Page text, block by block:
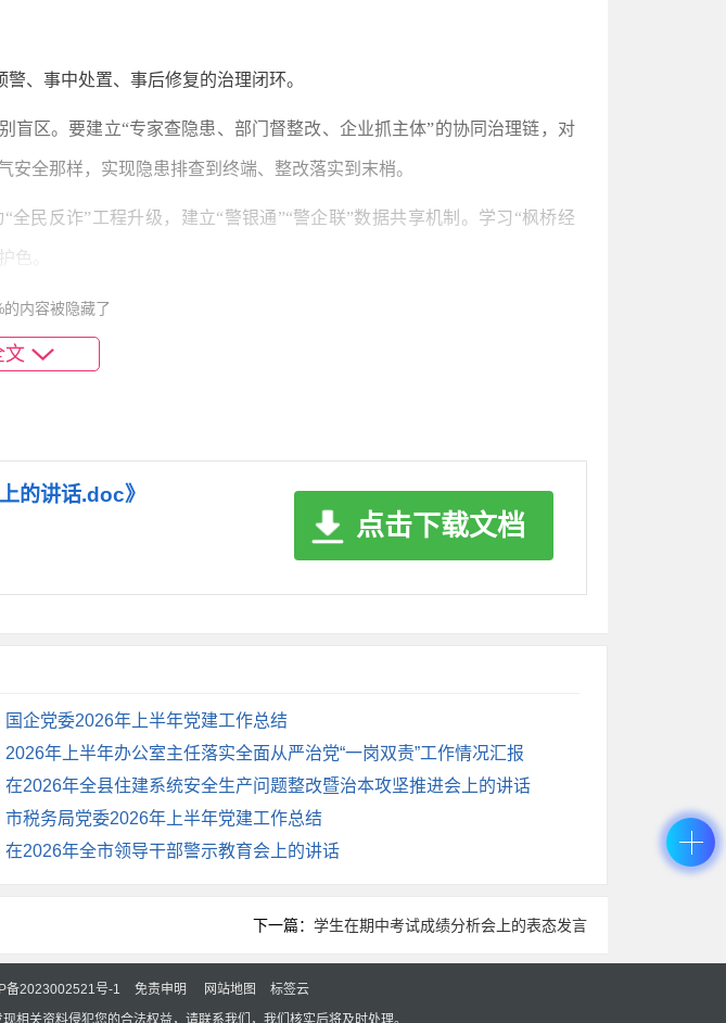
、事中处置、事后修复的治理闭环。
盲区。要建立“专家查隐患、部门督整改、企业抓主体”的协同治理链，对
全那样，实现隐患排查到终端、整改落实到末梢。
民反诈”工程升级，建立“警银通”“警企联”数据共享机制。学习“枫桥经
色。
优化“防汛防台”X模式，构建“海陆空”立体救援力量，实现应急物资“分
都成为应急处突的“前哨堡垒”。
治理效能穿透“最后一纳米”。
呼我为”向“未呼先为”转变，建立初信初访“首接首办”责任制，在征地拆
解决”的标准刻进每份答复文书。
安联盟”建设，推动商会组织参与涉企纠纷化解，引导“壹加壹”等社会组
中找到归属感。
零心态，以“作示范勇争先”的奋进姿态，共同谱写更高水平平安X建设
内容被隐藏了
文
的讲话.doc》
点击下载文档
国企党委2026年上半年党建工作总结
2026年上半年办公室主任落实全面从严治党“一岗双责”工作情况汇报
在2026年全县住建系统安全生产问题整改暨治本攻坚推进会上的讲话
市税务局党委2026年上半年党建工作总结
在2026年全市领导干部警示教育会上的讲话
下一篇： 学生在期中考试成绩分析会上的表态发言
备2023002521号-1 免责申明 网站地图
标签云
相关资料侵犯您的合法权益，请联系我们，我们核实后将及时处理。